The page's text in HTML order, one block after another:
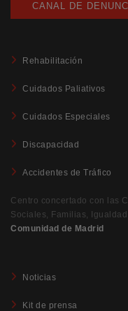
CANAL DE
Rehabilitación
Cuidados Paliativos
Cuidados Especiales
Discapacidad
Accidentes de Tráfico
Centro concertado con las
Sociales, Familias,
Comunidad de Madrid
Noticias
Kit de prensa